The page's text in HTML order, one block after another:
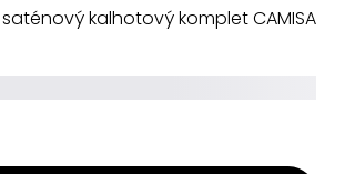
kalhotový komplet CAMISA